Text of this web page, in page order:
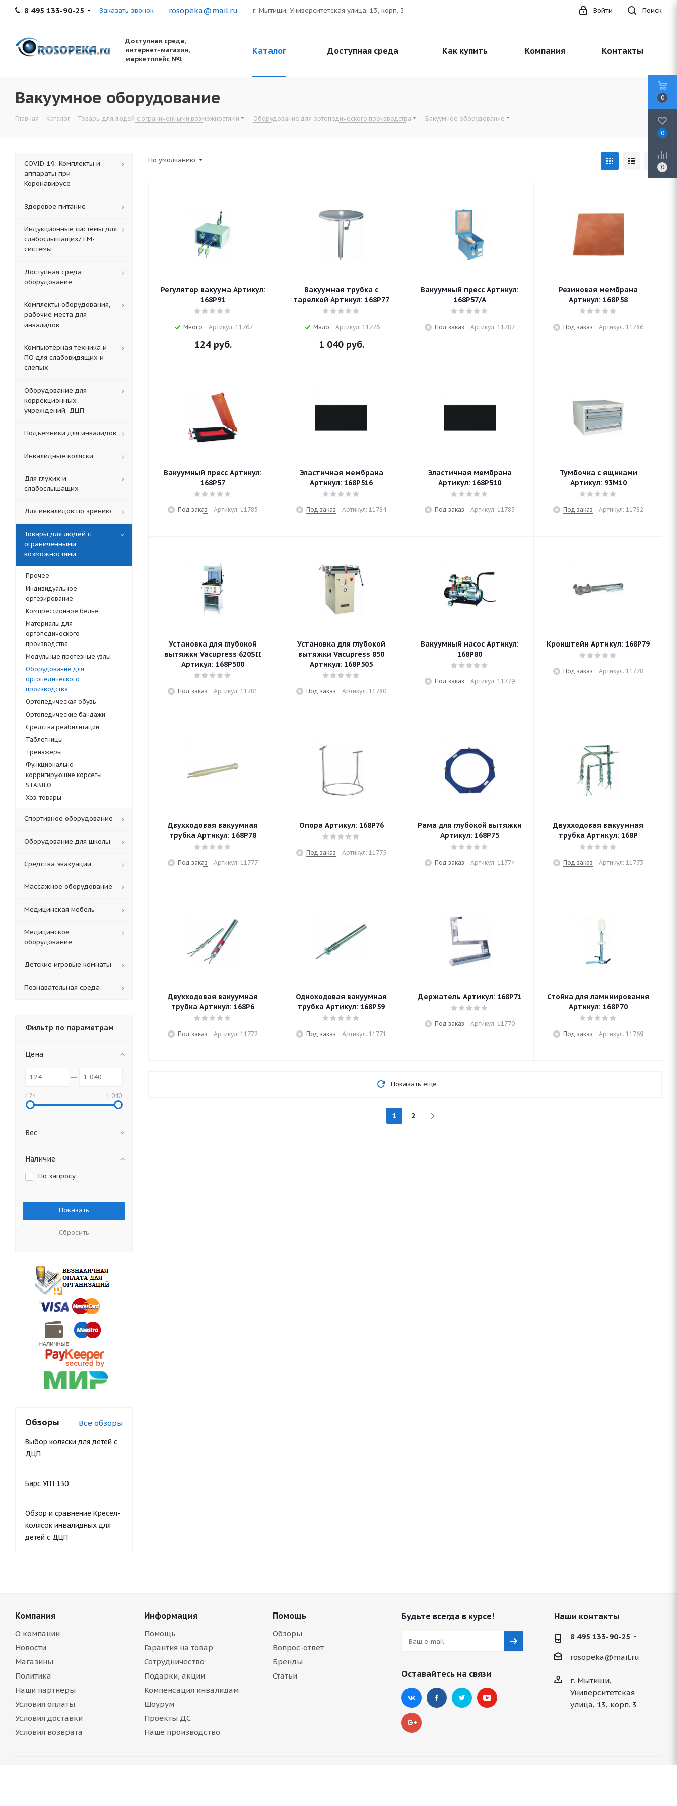
8 495 133-90-25 Заказать звонок rosopeka@mail.ru г. Мытищи, Университетская улица, 13, корп. 3 Поиск
Войти
Доступная среда,
интернет-магазин,
маркетплейс №1
Каталог Доступная среда Как купить Компания Контакты
Вакуумное оборудование
Главная - Каталог - Товары для людей с ограниченными возможностями - Оборудование для ортопедического производства - Вакуумное оборудование
По умолчанию
Регулятор вакуума Артикул:
168P91
Много Артикул: 11767
124руб.
Вакуумная трубка с
тарелкой Артикул: 168P77
Мало Артикул: 11776
1 040руб.
Вакуумный пресс Артикул:
168P57/A
Под заказ Артикул: 11787
Резиновая мембрана
Артикул: 168P58
Под заказ Артикул: 11786
Вакуумный пресс Артикул:
168P57
Под заказ Артикул: 11785
Эластичная мембрана
Артикул: 168P516
Под заказ Артикул: 11784
Эластичная мембрана
Артикул: 168P510
Под заказ Артикул: 11783
Тумбочка с ящиками
Артикул: 93M10
Под заказ Артикул: 11782
Установка для глубокой
вытяжки Vacupress 620SII
Артикул: 168P500
Под заказ Артикул: 11781
Установка для глубокой
вытяжки Vacupress 850
Артикул: 168P505
Под заказ Артикул: 11780
Вакуумный насос Артикул:
168P80
Под заказ Артикул: 11779
Кронштейн Артикул: 168P79
Под заказ Артикул: 11778
Двухходовая вакуумная
трубка Артикул: 168P78
Под заказ Артикул: 11777
Опора Артикул: 168P76
Под заказ Артикул: 11775
Рама для глубокой вытяжки
Артикул: 168P75
Под заказ Артикул: 11774
Двухходовая вакуумная
трубка Артикул: 168P
Под заказ Артикул: 11773
Двухходовая вакуумная
трубка Артикул: 168P6
Под заказ Артикул: 11772
Одноходовая вакуумная
трубка Артикул: 168P59
Под заказ Артикул: 11771
Держатель Артикул: 168P71
Под заказ Артикул: 11770
Стойка для ламинирования
Артикул: 168P70
Под заказ Артикул: 11769
Показать еще
1 2
COVID-19: Комплекты и
аппараты при
Коронавирусе
Здоровое питание
Индукционные системы для
слабослышащих/ FM-
системы
Доступная среда:
оборудование
Комплекты оборудования,
рабочие места для
инвалидов
Компьютерная техника и
ПО для слабовидящих и
слепых
Оборудование для
коррекционных
учреждений, ДЦП
Подъемники для инвалидов
Инвалидные коляски
Для глухих и
слабослышащих
Для инвалидов по зрению
Товары для людей с
ограниченными
возможностями
Прочее
Индивидуальное
ортезирование
Компрессионное белье
Материалы для
ортопедического
производства
Модульные протезные узлы
Оборудование для
ортопедического
производства
Ортопедическая обувь
Ортопедические бандажи
Средства реабилитации
Таблетницы
Тренажеры
Функционально-
корригирующие корсеты
STABILO
Хоз. товары
Спортивное оборудование
Оборудование для школы
Средства эвакуации
Массажное оборудование
Медицинская мебель
Медицинское
оборудование
Детские игровые комнаты
Познавательная среда
Фильтр по параметрам
Цена
124 1 040
Вес
Наличие
По запросу
Сбросить
Обзоры Все обзоры
Выбор коляски для детей с
ДЦП
Барс УГП 130
Обзор и сравнение Кресел-
колясок инвалидных для
детей с ДЦП
Компания
О компании
Новости
Магазины
Политика
Наши партнеры
Условия оплаты
Условия доставки
Условия возврата
Информация
Помощь
Гарантия на товар
Сотрудничество
Подарки, акции
Компенсация инвалидам
Шоурум
Проекты ДС
Наше производство
Помощь
Обзоры
Вопрос-ответ
Бренды
Статьи
Будьте всегда в курсе!
Оставайтесь на связи
Наши контакты
8 495 133-90-25
rosopeka@mail.ru
г. Мытищи,
Университетская
улица, 13, корп. 3
0
0
0